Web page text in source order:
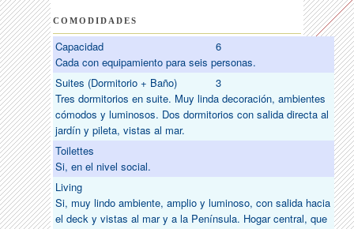
COMODIDADES
Capacidad
6
Cada con equipamiento para seis personas.
Suites (Dormitorio + Baño)
3
Tres dormitorios en suite. Muy linda decoración, ambientes
cómodos y luminosos. Dos dormitorios con salida directa al
jardín y pileta, vistas al mar.
Toilettes
Si, en el nivel social.
Living
Si, muy lindo ambiente, amplio y luminoso, con salida hacia
el deck y vistas al mar y a la Península. Hogar central, que